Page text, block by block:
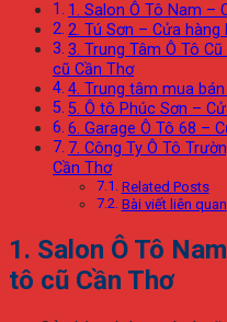
1. Salon Ô Tô Nam –
2. Tú Sơn – Cửa
3. Trung Tâm Ô Tô
cũ Cần Thơ
4. Trung tâm mua
5. Ô tô Phúc Sơn –
6. Garage Ô Tô 68 –
7. Công Ty Ô Tô
Cần Thơ
Related Posts
Bài viết liên quan
1. Salon Ô Tô
tô cũ Cần Thơ